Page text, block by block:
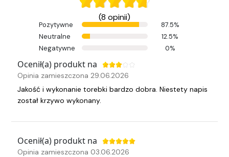
(8 opinii)
Pozytywne
87.5%
Neutralne
12.5%
Negatywne
0%
Ocenił(a) produkt na
Opinia zamieszczona 29.06.2026
Jakość i wykonanie torebki bardzo dobra. Niestety napis
został krzywo wykonany.
Ocenił(a) produkt na
Opinia zamieszczona 03.06.2026